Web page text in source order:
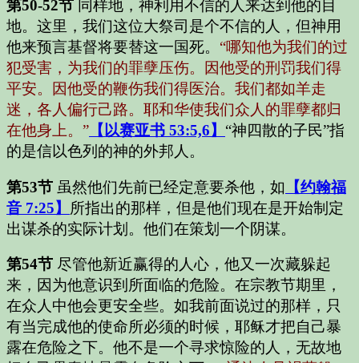
第50-52节 同样地，神利用不信的人来达到他的目
地。这里，我们这位大祭司是个不信的人，但神用
他来预言基督将要替这一国死。 “哪知他为我们的过
犯受害，为我们的罪孽压伤。因他受的刑罚我们得
平安。因他受的鞭伤我们得医治。我们都如羊走
迷，各人偏行己路。耶和华使我们众人的罪孽都归
在他身上。” 【以赛亚书 53:5,6】 “神四散的子民”指
的是信以色列的神的外邦人。
第53节 虽然他们先前已经定意要杀他，如 【约翰福
音 7:25】 所指出的那样，但是他们现在是开始制定
出谋杀的实际计划。他们在策划一个阴谋。
第54节 尽管他新近赢得的人心，他又一次藏躲起
来，因为他意识到所面临的危险。在宗教节期里，
在众人中他会更安全些。如我前面说过的那样，只
有当完成他的使命所必须的时候，耶稣才把自己暴
露在危险之下。他不是一个寻求惊险的人，无故地